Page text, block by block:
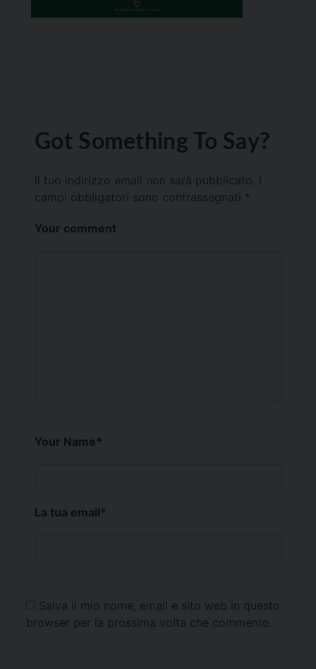
Got Something To Say?
Il tuo indirizzo email non sarà pubblicato.
campi obbligatori sono contrassegnati *
Your comment
Your Name*
La tua email*
Salva il mio nome, email e sito web in questo
browser per la prossima volta che commento.